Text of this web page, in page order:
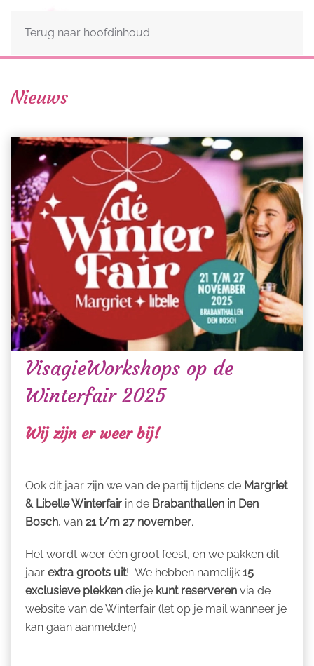
Terug naar hoofdinhoud
Nieuws
VisagieWorkshops op de
Winterfair 2025
Wij zijn er weer bij!
Ook dit jaar zijn we van de partij tijdens de Margriet
& Libelle Winterfair in de Brabanthallen in Den
Bosch, van 21 t/m 27 november.
Het wordt weer één groot feest, en we pakken dit
jaar extra groots uit! We hebben namelijk 15
exclusieve plekken die je kunt reserveren via de
website van de Winterfair (let op je mail wanneer je
kan gaan aanmelden).